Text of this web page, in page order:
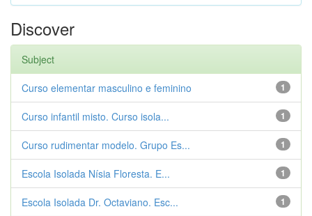
Discover
Subject
1
Curso elementar masculino e feminino
1
Curso infantil misto. Curso isola...
1
Curso rudimentar modelo. Grupo Es...
1
Escola Isolada Nísia Floresta. E...
1
Escola Isolada Dr. Octaviano. Esc...